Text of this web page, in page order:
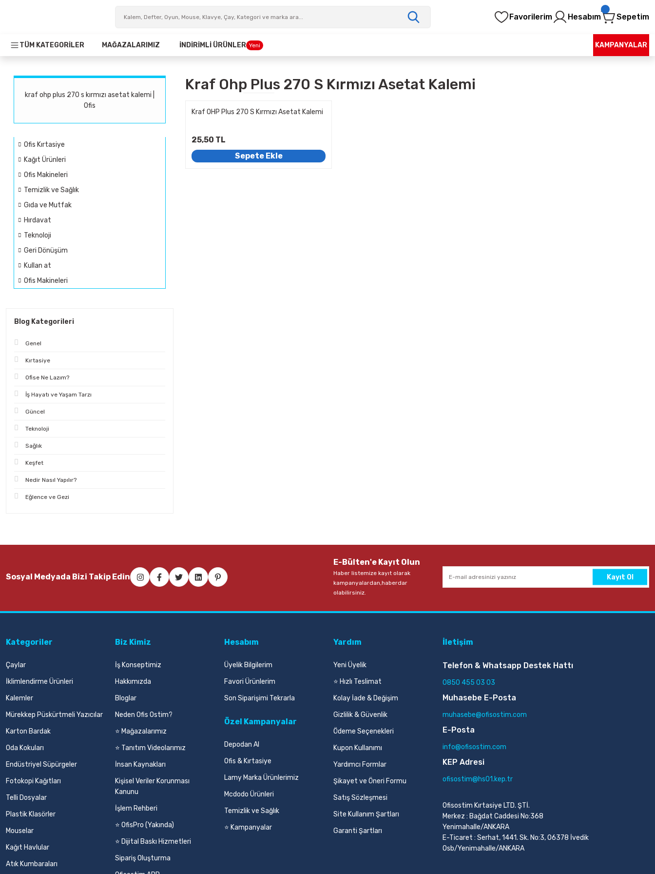
Favorilerim Hesabım Sepetim
TÜM KATEGORİLER MAĞAZALARIMIZ İNDİRİMLİ ÜRÜNLER Yeni KAMPANYALAR
kraf ohp plus 270 s kırmızı asetat kalemi |
Ofis
Ofis Kırtasiye
Kağıt Ürünleri
Ofis Makineleri
Temizlik ve Sağlık
Gıda ve Mutfak
Hırdavat
Teknoloji
Geri Dönüşüm
Kullan at
Ofis Makineleri
Blog Kategorileri
Genel
Kırtasiye
Ofise Ne Lazım?
İş Hayatı ve Yaşam Tarzı
Güncel
Teknoloji
Sağlık
Keşfet
Nedir Nasıl Yapılır?
Eğlence ve Gezi
Kraf Ohp Plus 270 S Kırmızı Asetat Kalemi
Kraf OHP Plus 270 S Kırmızı Asetat Kalemi
25,50 TL
Sepete Ekle
Sosyal Medyada Bizi Takip Edin
E-Bülten'e Kayıt Olun
Haber listemize kayıt olarak
kampanyalardan,haberdar
olabilirsiniz.
Kayıt Ol
Kategoriler
Çaylar
İklimlendirme Ürünleri
Kalemler
Mürekkep Püskürtmeli Yazıcılar
Karton Bardak
Oda Kokuları
Endüstriyel Süpürgeler
Fotokopi Kağıtları
Telli Dosyalar
Plastik Klasörler
Mouselar
Kağıt Havlular
Atık Kumbaraları
Biz Kimiz
İş Konseptimiz
Hakkımızda
Bloglar
Neden Ofis Ostim?
⭐ Mağazalarımız
⭐ Tanıtım Videolarımız
İnsan Kaynakları
Kişisel Veriler Korunması
Kanunu
İşlem Rehberi
⭐ OfisPro (Yakında)
⭐ Dijital Baskı Hizmetleri
Sipariş Oluşturma
Hesabım
Üyelik Bilgilerim
Favori Ürünlerim
Son Siparişimi Tekrarla
Özel Kampanyalar
Depodan Al
Ofis & Kırtasiye
Lamy Marka Ürünlerimiz
Mcdodo Ürünleri
Temizlik ve Sağlık
⭐ Kampanyalar
Yardım
Yeni Üyelik
⭐ Hızlı Teslimat
Kolay İade & Değişim
Gizlilik & Güvenlik
Ödeme Seçenekleri
Kupon Kullanımı
Yardımcı Formlar
Şikayet ve Öneri Formu
Satış Sözleşmesi
Site Kullanım Şartları
Garanti Şartları
İletişim
Telefon & Whatsapp Destek Hattı
0850 455 03 03
Muhasebe E-Posta
muhasebe@ofisostim.com
E-Posta
info@ofisostim.com
KEP Adresi
ofisostim@hs01.kep.tr
Ofisostim Kırtasiye LTD. ŞTİ.
Merkez : Bağdat Caddesi No:368
Yenimahalle/ANKARA
E-Ticaret : Serhat, 1441. Sk. No:3, 06378 İvedik
Osb/Yenimahalle/ANKARA